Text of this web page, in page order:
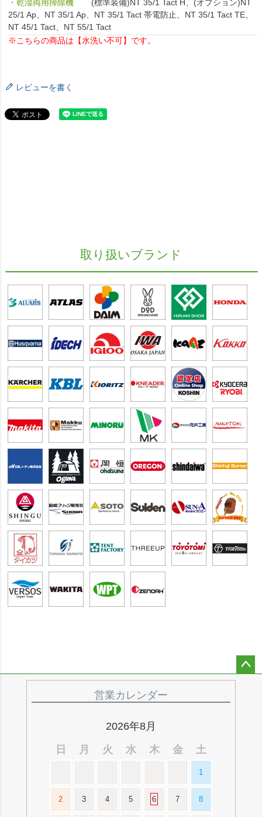
・乾湿両用掃除機
(標準装備)NT 35/1 Tact H、(オプション)NT
25/1 Ap、NT 35/1 Ap、NT 35/1 Tact 帯電防止、NT 35/1 Tact TE、
NT 45/1 Tact、NT 55/1 Tact
※こちらの商品は【水洗い不可】です。
レビューを書く
取り扱いブランド
営業カレンダー
2026年8月
日
月 火 水 木 金 土
1
2 3 4 5 6 7 8